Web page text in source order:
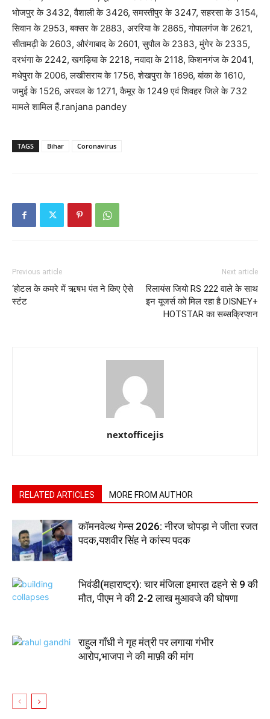
भोजपुर के 3432, वैशाली के 3426, समस्तीपुर के 3247, सहरसा के 3154,
सिवान के 2953, बक्सर के 2883, अररिया के 2865, गोपालगंज के 2621,
सीतामढ़ी के 2603, औरंगाबाद के 2601, सुपौल के 2383, मुंगेर के 2335,
दरभंगा के 2242, खगड़िया के 2218, नवादा के 2118, किशनगंज के 2041,
मधेपुरा के 2006, लखीसराय के 1756, शेखपुरा के 1696, बांका के 1610,
जमुई के 1526, अरवल के 1271, कैमूर के 1249 एवं शिवहर जिले के 732
मामले शामिल हैं.ranjana pandey
TAGS Bihar Coronavirus
Previous article
‘होटल के कमरे में ऋषभ पंत ने किए ऐसे
स्टंट
Next article
रिलायंस जियो RS 222 वाले के साथ
इन यूजर्स को मिल रहा है DISNEY+
HOTSTAR का सब्सक्रिप्शन
nextofficejis
RELATED ARTICLES MORE FROM AUTHOR
कॉमनवेल्थ गेम्स 2026: नीरज चोपड़ा ने जीता रजत
पदक,यशवीर सिंह ने कांस्य पदक
भिवंडी(महाराष्ट्र): चार मंजिला इमारत ढहने से 9 की
मौत, पीएम ने की 2-2 लाख मुआवजे की घोषणा
राहुल गाँधी ने गृह मंत्री पर लगाया गंभीर
आरोप,भाजपा ने की माफ़ी की मांग